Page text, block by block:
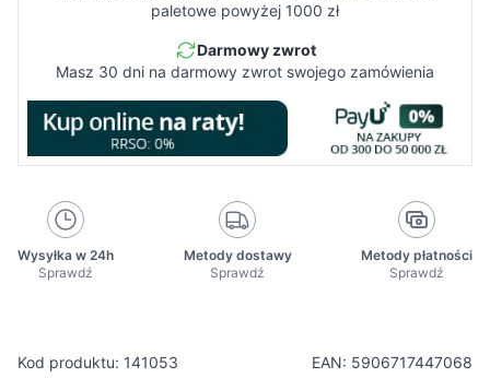
Kod produktu: 141053 EAN: 5906717447068
paletowe powyżej 1000 zł
Darmowy zwrot
Masz 30 dni na darmowy zwrot swojego zamówienia
Wysyłka w 24h
Sprawdź
Metody dostawy
Sprawdź
Metody płatności
Sprawdź